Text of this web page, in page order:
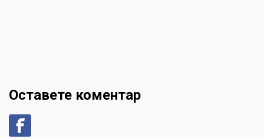
Оставете коментар